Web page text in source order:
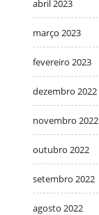
abril 2023
março 2023
fevereiro 2023
dezembro 2022
novembro 2022
outubro 2022
setembro 2022
agosto 2022